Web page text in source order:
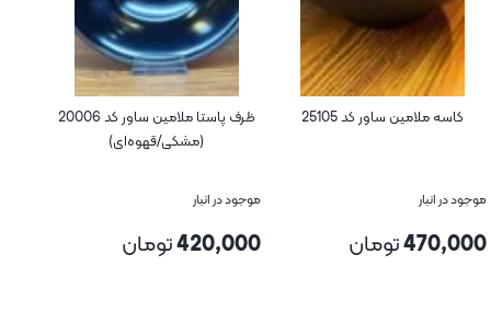
ساور کد 25105
تومان
ظرف پاستا ملامین ساور کد 20006
(مشکی/قهوه‌ای)
موجود در انبار
420,000تومان
ظرف سرو